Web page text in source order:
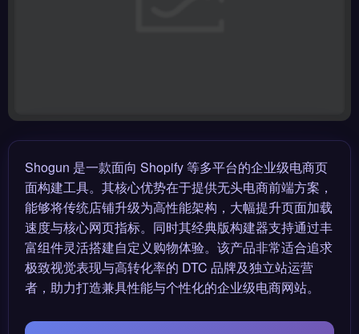
Shogun 是一款面向 Shopify 等多平台的企业级电商页
面构建工具。其核心优势在于提供无头电商前端方案，
能够将传统店铺升级为高性能架构，大幅提升页面加载
速度与核心网页指标。同时其经典版构建器支持通过丰
富组件灵活搭建自定义购物体验。该产品非常适合追求
极致视觉表现与高转化率的 DTC 品牌及独立站运营
者，助力打造兼具性能与个性化的企业级电商网站。